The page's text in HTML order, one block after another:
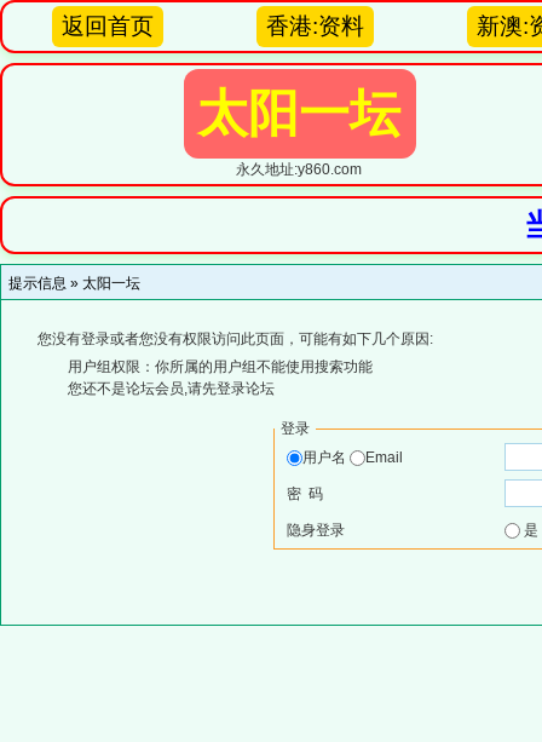
返回首页 香港:资料 新澳:
太阳一坛
永久地址:y860.com
提示信息 » 太阳一坛
您没有登录或者您没有权限访问此页面，可能有如下几个原因:
用户组权限：你所属的用户组不能使用搜索功能
您还不是论坛会员,请先登录论坛
登录
用户名
Email
密 码
隐身登录